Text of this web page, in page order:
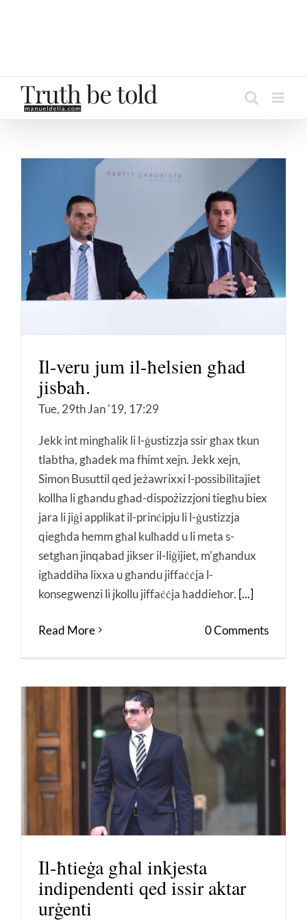
Il-veru jum il-ħelsien għad
jisbaħ.
Tue, 29th Jan '19, 17:29
Jekk int mingħalik li l-ġustizzja ssir għax tkun
tlabtha, għadek ma fhimt xejn. Jekk xejn,
Simon Busuttil qed jeżawrixxi l-possibilitajiet
kollha li għandu għad-dispożizzjoni tiegħu biex
jara li jiġi applikat il-prinċipju li l-ġustizzja
qiegħda hemm għal kulħadd u li meta s-
setgħan jinqabad jikser il-liġijiet, m'għandux
igħaddiha lixxa u għandu jiffaċċja l-
konsegwenzi li jkollu jiffaċċja ħaddieħor. [...]
Read More 0 Comments
Il-ħtieġa għal inkjesta
indipendenti qed issir aktar
urġenti